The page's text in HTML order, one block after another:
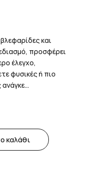
και
προσφέρει
έλεγχο,
φυσικές ή πιο
καλάθι